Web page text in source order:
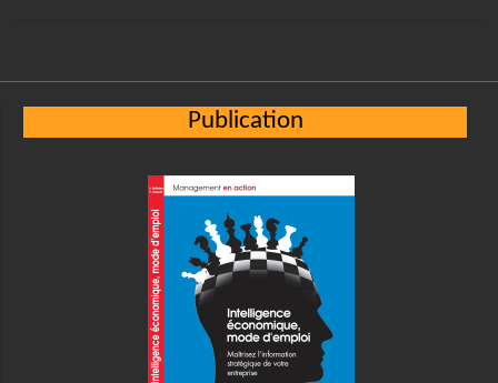
Publication